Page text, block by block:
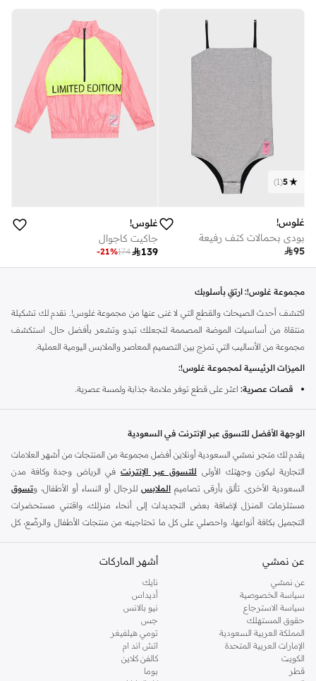
5
(
1
)
غلوس!
بودي بحمالات كتف رفيعة
95
غلوس!
جاكيت كاجوال
139
174
-21%
مجموعة غلوس!: ارتقِ بأسلوبك
اكتشف أحدث الصيحات والقطع التي لا غنى عنها من مجموعة غلوس!. نقدم لك تشكيلة
منتقاة من أساسيات الموضة المصممة لتجعلك تبدو وتشعر بأفضل حال. استكشف
مجموعة من الأساليب التي تمزج بين التصميم المعاصر والملابس اليومية العملية.
الميزات الرئيسية لمجموعة غلوس!:
قصات عصرية: اعثر على قطع توفر ملاءمة جذابة ولمسة عصرية.
قطع متعددة الاستخدامات:ادمج قطع غلوس! بسهولة في خزانتك الحالية
للحصول على إمكانيات تنسيق لا حصر لها.
استمتع بأقمشة متينة واهتمام بالتفاصيل في كل قطعة
ملابس.
تصاميم مواكبة للموضة:
ابق في طليعة اتجاهات الموضة مع أساليب مستوحاة من
أحدث الصيحات العالمية.
تسوق تشكيلة غلوس!:
من البلوزات الأنيقة والبناطيل الأساسية إلى الفساتين المميزة والملابس الخارجية، تضم
مجموعة غلوس! شيئًا لكل مناسبة. ابنِ إطلالتك المثالية مع قطع منفصلة متعددة
الاستخدامات أو اختر زيًا كاملاً يعبر عن أسلوبك الشخصي. تسوق الآن واعتمد جمالية
جديدة وعصرية.
لماذا تختار غلوس!؟
غلوس! مرادف للأسلوب والجودة المتاحين. يمكنك الوثوق بالعلامة التجارية لتقديم قطع
عصرية أنيقة وعملية في آن واحد. عزز خزانة ملابسك بقطع تقدم قيمة رائعة وجاذبية
دائمة.
الوجهة الأفضل للتسوق عبر الإنترنت في السعودية
يقدم لك متجر نمشي السعودية أونلاين أفضل مجموعة من المنتجات من أشهر العلامات
التجارية ليكون وجهتك الأولى للتسوق عبر الإنترنت في الرياض وجدة وكافة مدن
السعودية الأخرى. تألق بأرقى تصاميم الملابس للرجال أو النساء أو الأطفال، وتسوق
مستلزمات المنزل لإضافة بعض التجديدات إلى أنحاء منزلك، واقتني مستحضرات
التجميل بكافة أنواعها، واحصلي على كل ما تحتاجينه من منتجات الأطفال والرضّع، كل
أفضل العلامات التجارية في السعودية
يضم متجر نمشي السعودية أونلاين مجموعة ضخمة من المنتجات من أفضل العلامات
التجارية، بداية من الأزياء وحتى مستلزمات المنزل. ستجد لدينا كل ما ترغب به من
الملابس والأحذية والإكسسوارات وكافة احتياجاتك الأخرى من علامات رائدة مثل:
ديفاكتو ، و ديزل، وبيير كاردان تومي هيلفيغر، وريفر ايلاند
ومايكل كورس ، وبيفرلي هيلز بولو كلوب ، وأمريكان إيجل
لورين
عن نمشي
عن نمشي
سياسة الخصوصية
سياسة الاسترجاع
حقوق المستهلك
المملكة العربية السعودية
الإمارات العربية المتحدة
الكويت
قطر
أشهر الماركات
نايك
أديداس
نيو بالانس
جس
تومي هيلفيغر
اتش اند ام
كالفن كلاين
بوما